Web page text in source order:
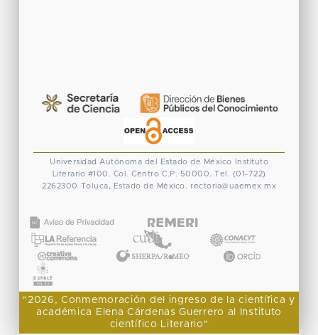
Universidad Autónoma del Estado de México
Instituto
Literario #100. Col. Centro C.P. 50000. Tel. (01-722)
2262300 Toluca, Estado de México. rectoria@uaemex.mx
"2026, Conmemoración del ingreso de la científica y
académica Elena Cárdenas Guerrero al Instituto
científico Literario"